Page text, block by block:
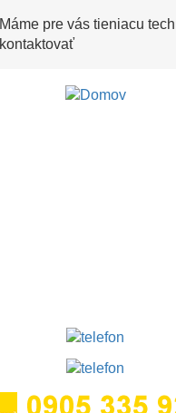
Máme pre vás tieniacu
kontaktovať